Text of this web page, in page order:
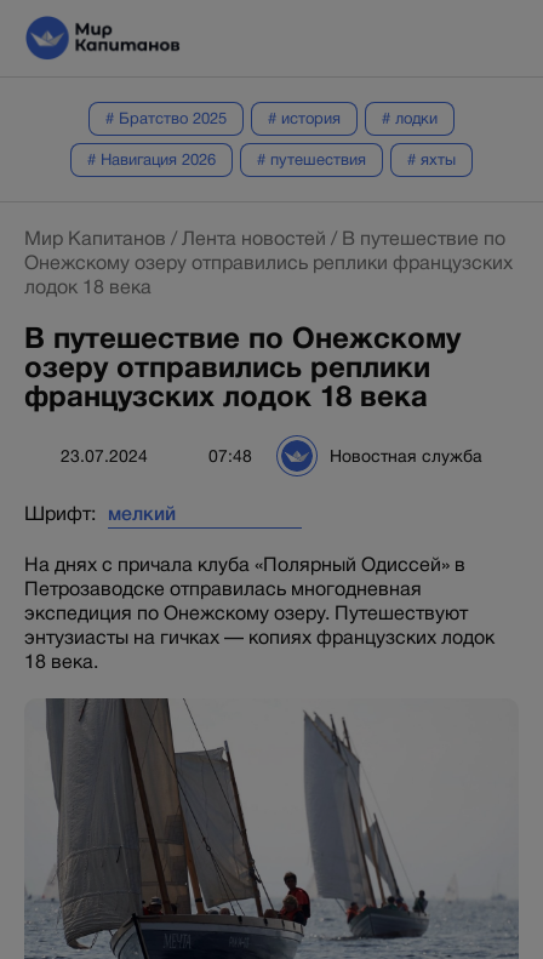
# Братство 2025 # история # лодки
# Навигация 2026 # путешествия # яхты
Мир Капитанов / Лента новостей / В путешествие по
Онежскому озеру отправились реплики французских
лодок 18 века
В путешествие по Онежскому
озеру отправились реплики
французских лодок 18 века
23.07.2024 07:48 Новостная служба
Шрифт:
На днях с причала клуба «Полярный Одиссей» в
Петрозаводске отправилась многодневная
экспедиция по Онежскому озеру. Путешествуют
энтузиасты на гичках — копиях французских лодок
18 века.